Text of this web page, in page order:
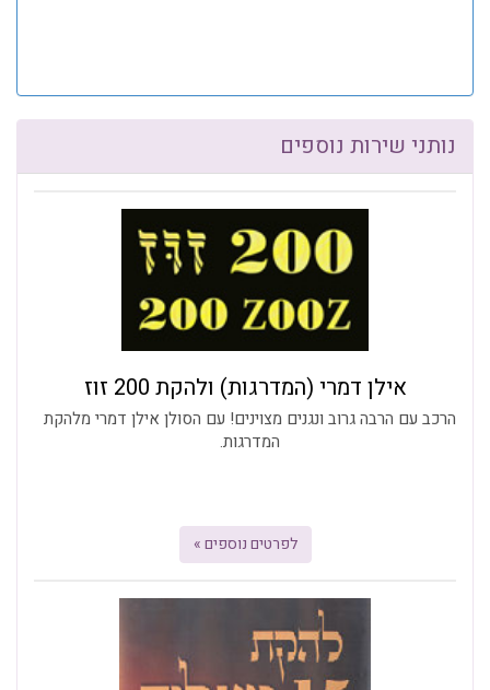
נותני שירות נוספים
אילן דמרי (המדרגות) ולהקת 200 זוז
הרכב עם הרבה גרוב ונגנים מצוינים! עם הסולן אילן דמרי מלהקת
המדרגות.
לפרטים נוספים »